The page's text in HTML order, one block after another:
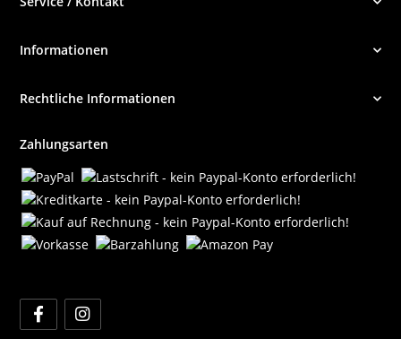
Informationen
Rechtliche Informationen
Zahlungsarten